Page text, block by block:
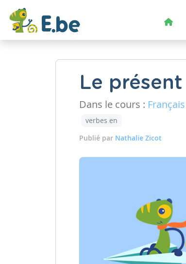
Le
Dans le cours : Français
verbes en
Publié par Nathalie Zicot